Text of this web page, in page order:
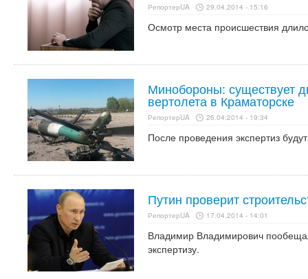
РепортерUA 29.04.2014 - 15:16
Осмотр места происшествия
Минобороны: существует
вертолета в Краматорске
РепортерUA 26.04.2014 - 19:34
После проведения экспертиз
Путин проверит
РепортерUA 17.04.2014 - 14:01
Владимир Владимирович
экспертизу.